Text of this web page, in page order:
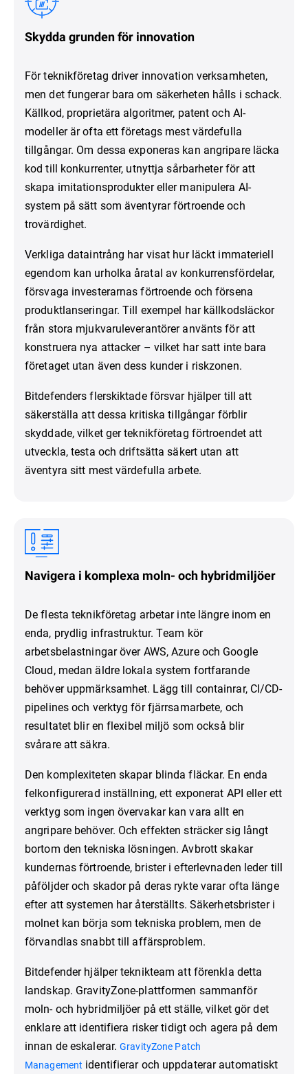
Skydda grunden för innovation
För teknikföretag driver innovation verksamheten,
men det fungerar bara om säkerheten hålls i schack.
Källkod, proprietära algoritmer, patent och AI-
modeller är ofta ett företags mest värdefulla
tillgångar. Om dessa exponeras kan angripare läcka
kod till konkurrenter, utnyttja sårbarheter för att
skapa imitationsprodukter eller manipulera AI-
system på sätt som äventyrar förtroende och
trovärdighet.
Verkliga dataintrång har visat hur läckt immateriell
egendom kan urholka åratal av konkurrensfördelar,
försvaga investerarnas förtroende och försena
produktlanseringar. Till exempel har källkodsläckor
från stora mjukvaruleverantörer använts för att
konstruera nya attacker – vilket har satt inte bara
företaget utan även dess kunder i riskzonen.
Bitdefenders flerskiktade försvar hjälper till att
säkerställa att dessa kritiska tillgångar förblir
skyddade, vilket ger teknikföretag förtroendet att
utveckla, testa och driftsätta säkert utan att
äventyra sitt mest värdefulla arbete.
Navigera i komplexa moln- och hybridmiljöer
De flesta teknikföretag arbetar inte längre inom en
enda, prydlig infrastruktur. Team kör
arbetsbelastningar över AWS, Azure och Google
Cloud, medan äldre lokala system fortfarande
behöver uppmärksamhet. Lägg till containrar, CI/CD-
pipelines och verktyg för fjärrsamarbete, och
resultatet blir en flexibel miljö som också blir
svårare att säkra.
Den komplexiteten skapar blinda fläckar. En enda
felkonfigurerad inställning, ett exponerat API eller ett
verktyg som ingen övervakar kan vara allt en
angripare behöver. Och effekten sträcker sig långt
bortom den tekniska lösningen. Avbrott skakar
kundernas förtroende, brister i efterlevnaden leder till
påföljder och skador på deras rykte varar ofta länge
efter att systemen har återställts. Säkerhetsbrister i
molnet kan börja som tekniska problem, men de
förvandlas snabbt till affärsproblem.
Bitdefender hjälper teknikteam att förenkla detta
landskap. GravityZone-plattformen sammanför
moln- och hybridmiljöer på ett ställe, vilket gör det
enklare att identifiera risker tidigt och agera på dem
innan de eskalerar.GravityZone Patch
Management identifierar och uppdaterar automatiskt